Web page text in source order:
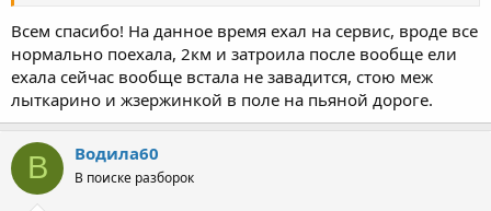
вероятно тоже нагрелся от перегрева
P0580 - ошибка по круизу code means that the PCM has found an
electrical problem with the multi-function input circuit in the
vehicle's cruise control.
Кстати друзья американцы писали что порой P0517 не даёт
завести машину, возможно коробку вы не нагрели.
Список не самый страшный, страшно только то что ездили , так
как перегреть этот тазик легче простого.
Всем спасибо! На данное время ехал на сервис, вроде все
нормально поехала, 2км и затроила после вообще ели
ехала сейчас вообще встала не завадится, стою меж
лыткарино и жзержинкой в поле на пьяной дороге.
В Водила60
В поиске разборок